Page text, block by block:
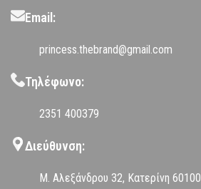
Email:
princess.thebrand@gmail.com
Τηλέφωνο:
2351 400379
Διεύθυνση:
Μ. Αλεξάνδρου 32, Κατερίνη 60100